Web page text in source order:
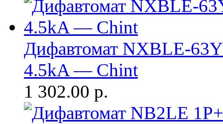
Дифавтомат NXBLE-
4.5kA — Chint
1 302.00 р.